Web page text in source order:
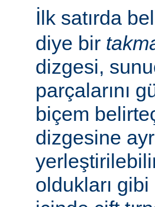
İlk satırda
diye bir
dizgesi,
parçalarını
biçem
dizgesine
oldukları